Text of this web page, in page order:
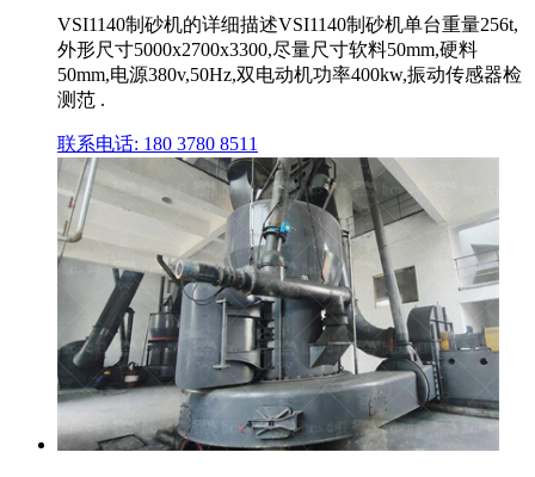
VSI1140制砂机的详细描述VSI1140制砂机单台重量256t,
外形尺寸5000x2700x3300,尽量尺寸软料50mm,硬料
50mm,电源380v,50Hz,双电动机功率400kw,振动传感器检
测范 .
联系电话: 180 3780 8511